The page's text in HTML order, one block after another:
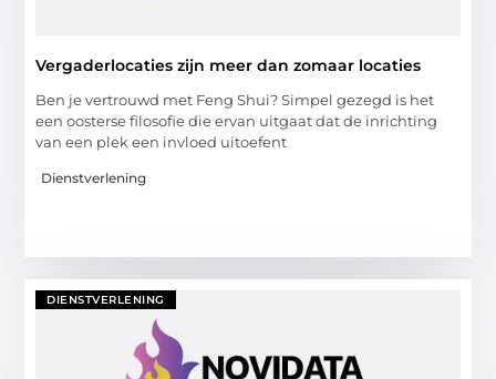
Vergaderlocaties zijn meer dan zomaar locaties
Ben je vertrouwd met Feng Shui? Simpel gezegd is het
een oosterse filosofie die ervan uitgaat dat de inrichting
van een plek een invloed uitoefent
Dienstverlening
DIENSTVERLENING